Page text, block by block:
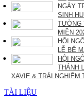
NGÀY
SINH
TƯỜNG
MIỀN
HỘI
LỄ BẾ
HỘI
THÁNH
XAVIE & TRẢI NGHIỆM
TÀI LIỆU